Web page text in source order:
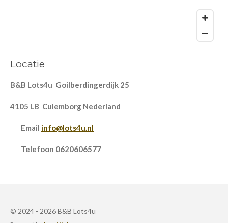
Locatie
B&B Lots4u Goilberdingerdijk 25
4105 LB Culemborg Nederland
Email info@lots4u.nl
Telefoon 0620606577
© 2024 - 2026 B&B Lots4u